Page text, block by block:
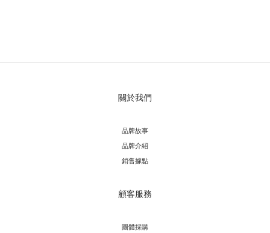
關於我們
品牌故事
品牌介紹
銷售據點
顧客服務
團體採購